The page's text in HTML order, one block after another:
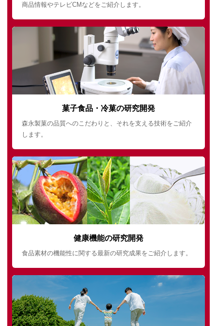
商品情報やテレビCMなどをご紹介します。
菓子食品・冷菓の研究開発
森永製菓の品質へのこだわりと、それを支える技術をご紹介
します。
健康機能の研究開発
食品素材の機能性に関する最新の研究成果をご紹介します。